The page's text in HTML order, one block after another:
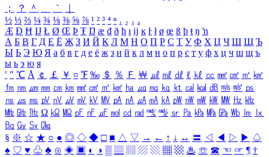
；
？ ＾ ｀
½ ⅓ ⅔ ¼ ¾ ⅛ ⅜ ⅝ ⅞ ¹ ² ³ ⁴ ⁿ ₁ ₂ ₃ ₄
Æ Ð Ħ Ĳ Ł Ø Œ Þ Ŧ Ŋ æ đ ð ħ ı ĳ ĸ ŀ ł ø œ ß þ ŧ ŋ ŉ
А Б В Г Д Е Ё Ж З И Й К Л М Н О П Р С Т У Ф Х Ц Ч Ш Щ Ъ
Ы Ь Э Ю Я а б в г д е ё ж з и й к л м н о п р с т у ф х ц ч ш щ ъ
ы ь э ю я
′ ″ ℃ Å ￠ ￡ ￥ ¤ ℉ ‰ ＄ ％ Ｆ ￦ ㎕ ㎖ ㎗ ℓ ㎘ ㏄ ㎣ ㎤ ㎥ ㎦
㎙ ㎚ ㎛ ㎜ ㎝ ㎞ ㎟ ㎠ ㎡ ㎢ ㏊ ㎍ ㎎ ㎏ ㏏ ㎈ ㎉ ㏈ ㎧ ㎨ ㎰
㎱ ㎲ ㎳ ㎴ ㎵ ㎶ ㎷ ㎸ ㎹ ㎀ ㎁ ㎂ ㎃ ㎄ ㎺ ㎻ ㎽ ㎾ ㎿ ㎐ ㎑
㎒ ㎓ ㎔ Ω ㏀ ㏁ ㎊ ㎋ ㎌ ㏖ ㏅ ㎭ ㎮ ㎯ ㏛ ㎩ ㎪ ㎫ ㎬ ㏝ ㏐
㏓
㏃ ㏉ ㏜ ㏆
§ ※ ☆ ★ ○ ● ◎ ◇ ◆ □ ■ △ ▽ → ← ↑ ↓ ↔ 〓 ◁ ◀ ▷ ▶ ♤
♠ ♡ ♥ ♧ ♣ ⊙ ◈ ▣ ◐ ◑ ▒ ▤ ▨ ▧ ▦ ▩ ♨ ☏ ☎ ☜ ☞ ¶ †